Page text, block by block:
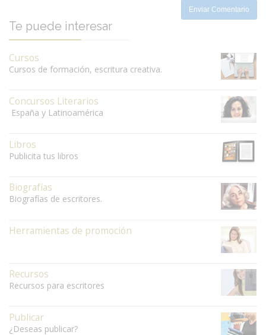
Enviar Comentario
Te puede interesar
Cursos
Cursos de formación, escritura creativa.
Concursos Literarios
España y Latinoamérica
Libros
Publicita tus libros
Biografías
Biografías de escritores.
Herramientas de promoción
Recursos
Recursos para escritores
Publicar
¿Deseas publicar?